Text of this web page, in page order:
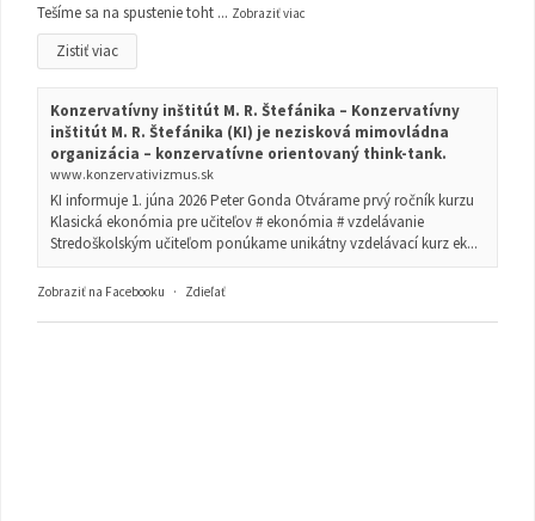
Tešíme sa na spustenie toht ... Zobraziť viac
Zistiť viac
Konzervatívny inštitút M. R. Štefánika – Konzervatívny
inštitút M. R. Štefánika (KI) je nezisková mimovládna
organizácia – konzervatívne orientovaný think-tank.
www.konzervativizmus.sk
KI informuje 1. júna 2026 Peter Gonda Otvárame prvý ročník kurzu
Klasická ekonómia pre učiteľov # ekonómia # vzdelávanie
Stredoškolským učiteľom ponúkame unikátny vzdelávací kurz ek...
Zobraziť na Facebooku · Zdieľať